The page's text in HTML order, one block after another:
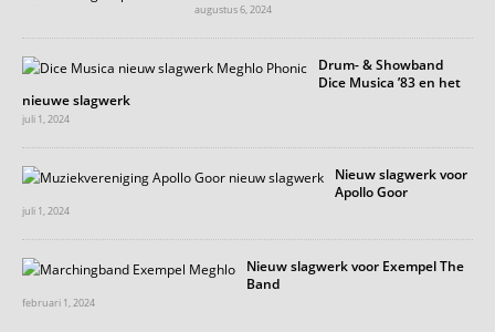
augustus 6, 2024
Drum- & Showband
Dice Musica ’83 en het
nieuwe slagwerk
juli 1, 2024
Nieuw slagwerk voor
Apollo Goor
juli 1, 2024
Nieuw slagwerk voor Exempel The
Band
februari 1, 2024